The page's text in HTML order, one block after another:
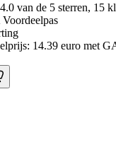
van de 5 sterren, 15
14.39 euro met